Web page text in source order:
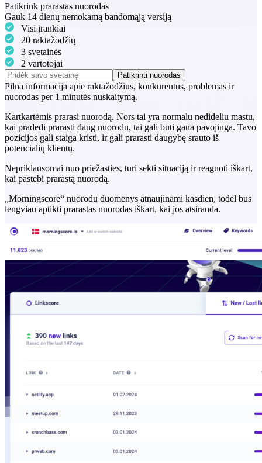
Patikrink prarastas nuorodas
Gauk 14 dienų nemokamą bandomąją versiją
Visi įrankiai
20 raktažodžių
3 svetainės
2 vartotojai
Patikrinti nuorodas
Pilna informacija apie raktažodžius, konkurentus, problemas ir
nuorodas per 1 minutės nuskaitymą.
Kartkartėmis prarasi nuorodą. Nors tai yra normalu nedideliu mastu,
kai pradedi prarasti daug nuorodų, tai gali būti gana pavojinga. Tavo
pozicijos gali staiga kristi, ir gali prarasti daugybę srauto iš
potencialių klientų.
Nepriklausomai nuo priežasties, turi sekti situaciją ir reaguoti iškart,
kai pastebi prarastą nuorodą.
„Morningscore“ nuorodų duomenys atnaujinami kasdien, todėl bus
lengviau aptikti prarastas nuorodas iškart, kai jos atsiranda.